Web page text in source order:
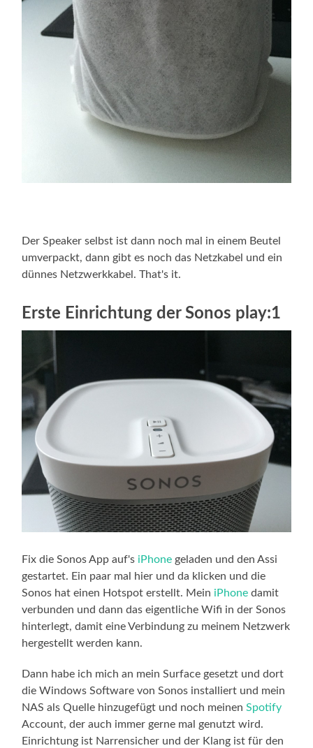
Der Speaker selbst ist dann noch mal in einem Beutel
umverpackt, dann gibt es noch das Netzkabel und ein
dünnes Netzwerkkabel. That's it.
Erste Einrichtung der Sonos play:1
Fix die Sonos App auf's iPhone geladen und den Assi
gestartet. Ein paar mal hier und da klicken und die
Sonos hat einen Hotspot erstellt. Mein iPhone damit
verbunden und dann das eigentliche Wifi in der Sonos
hinterlegt, damit eine Verbindung zu meinem Netzwerk
hergestellt werden kann.
Dann habe ich mich an mein Surface gesetzt und dort
die Windows Software von Sonos installiert und mein
NAS als Quelle hinzugefügt und noch meinenSpotify
Account, der auch immer gerne mal genutzt wird.
Einrichtung ist Narrensicher und der Klang ist für den